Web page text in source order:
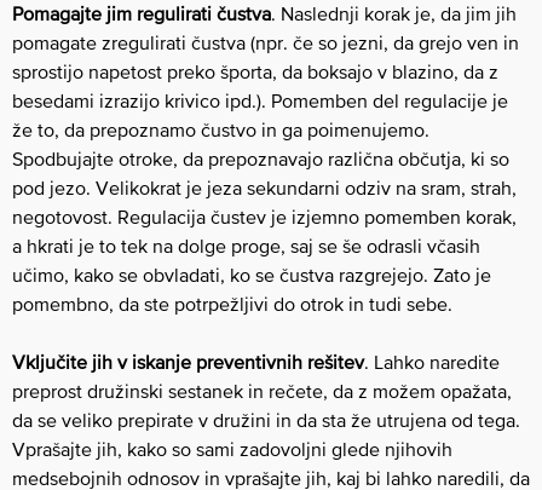
Pomagajte jim regulirati čustva. Naslednji korak je, da jim jih
pomagate zregulirati čustva (npr. če so jezni, da grejo ven in
sprostijo napetost preko športa, da boksajo v blazino, da z
besedami izrazijo krivico ipd.). Pomemben del regulacije je
že to, da prepoznamo čustvo in ga poimenujemo.
Spodbujajte otroke, da prepoznavajo različna občutja, ki so
pod jezo. Velikokrat je jeza sekundarni odziv na sram, strah,
negotovost. Regulacija čustev je izjemno pomemben korak,
a hkrati je to tek na dolge proge, saj se še odrasli včasih
učimo, kako se obvladati, ko se čustva razgrejejo. Zato je
pomembno, da ste potrpežljivi do otrok in tudi sebe.
Vključite jih v iskanje preventivnih rešitev. Lahko naredite
preprost družinski sestanek in rečete, da z možem opažata,
da se veliko prepirate v družini in da sta že utrujena od tega.
Vprašajte jih, kako so sami zadovoljni glede njihovih
medsebojnih odnosov in vprašajte jih, kaj bi lahko naredili, da